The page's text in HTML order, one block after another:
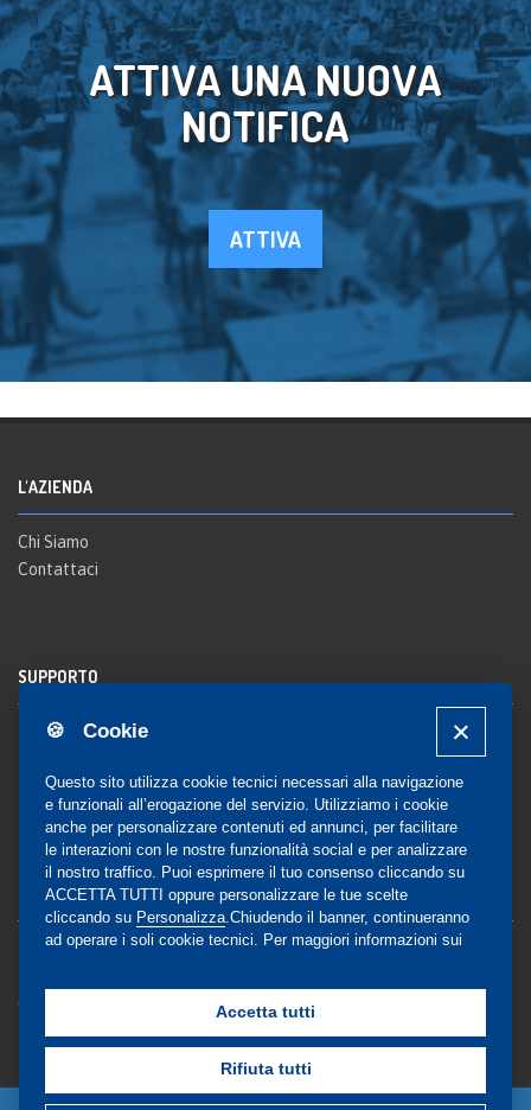
🍪 Cookie
Questo sito utilizza cookie tecnici necessari alla navigazione
e funzionali all’erogazione del servizio. Utilizziamo i cookie
anche per personalizzare contenuti ed annunci, per facilitare
le interazioni con le nostre funzionalità social e per analizzare
il nostro traffico. Puoi esprimere il tuo consenso cliccando su
ACCETTA TUTTI oppure personalizzare le tue scelte
cliccando su Personalizza .Chiudendo il banner, continueranno
ad operare i soli cookie tecnici. Per maggiori informazioni sui
Accetta tutti
Rifiuta tutti
ATTIVA UNA NUOVA
NOTIFICA
ATTIVA
L'AZIENDA
Chi Siamo
Contattaci
SUPPORTO
Registrazione al sito
Notifica
COMMUNITY
Blog e Canali social
Gestione Consensi